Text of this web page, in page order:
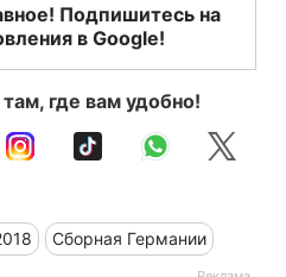
Подпишитесь на
в Google!
где вам удобно!
Сборная Германии